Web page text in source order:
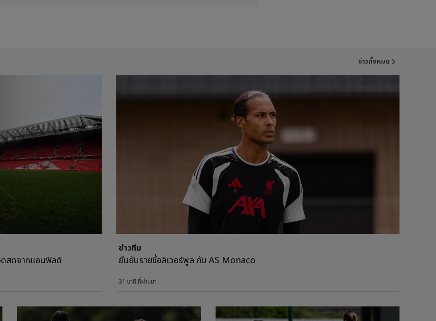
ข่าวทั้งหมด
สดจากแอนฟิลด์
ข่าวทีม
ยืนยันรายชื่อลิเวอร์พูล กับ AS Monaco
31 นาที ที่ผ่านมา